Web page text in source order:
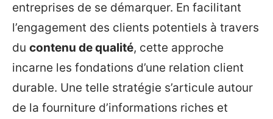
entreprises de se démarquer. En facilitant
l’engagement des clients potentiels à travers
du contenu de qualité, cette approche
incarne les fondations d’une relation client
durable. Une telle stratégie s’articule autour
de la fourniture d’informations riches et